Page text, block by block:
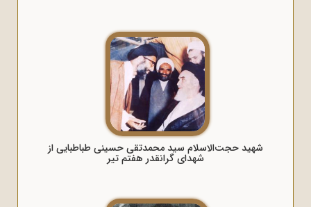
شهید حجت‌الاسلام سید محمدتقی حسینی طباطبایی از
شهدای گرانقدر هفتم تیر